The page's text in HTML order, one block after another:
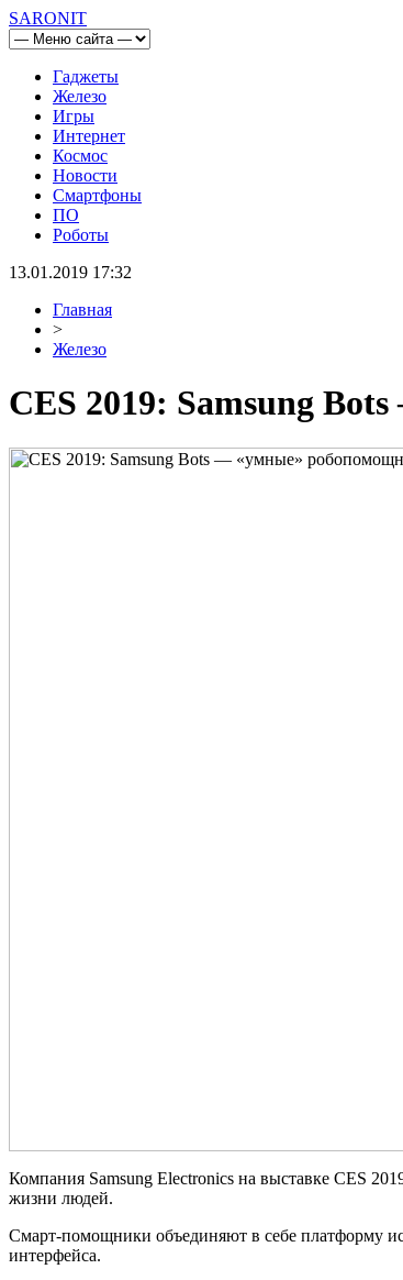
SARONIT
Гаджеты
Железо
Игры
Интернет
Космос
Новости
Смартфоны
ПО
Роботы
13.01.2019 17:32
Главная
>
Железо
CES 2019: Samsung
Компания Samsung Electronics на выставке CES
жизни людей.
Смарт-помощники объединяют в себе платформу
интерфейса.